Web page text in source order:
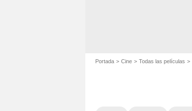
Portada Cine Todas las películas